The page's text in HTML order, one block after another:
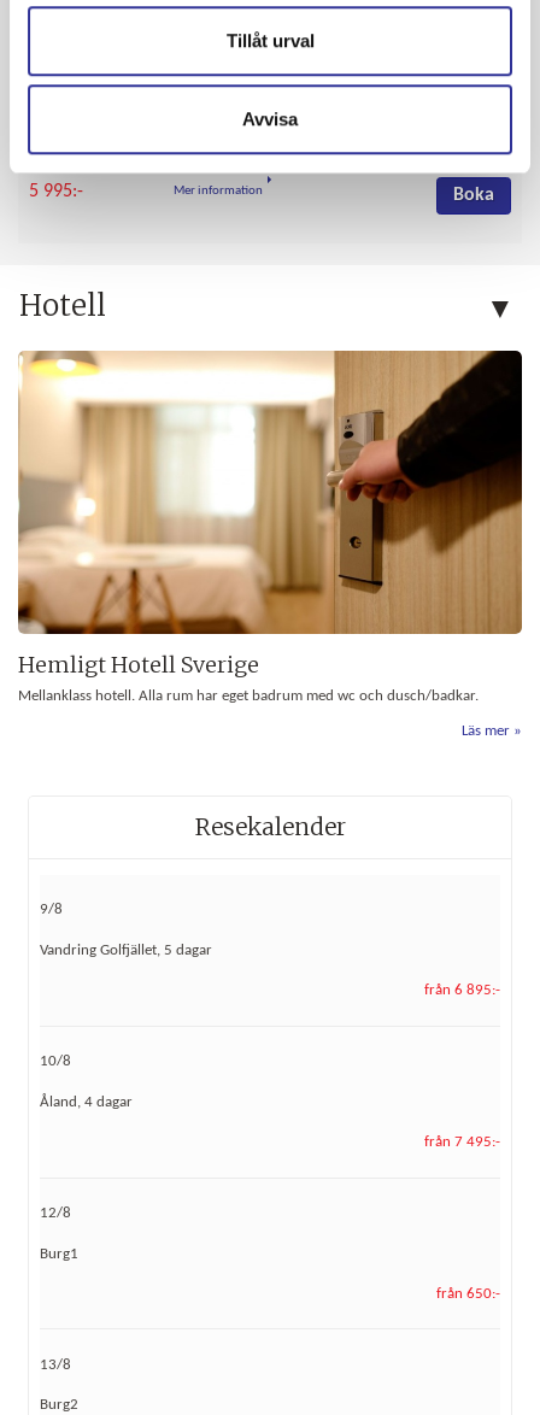
Tillåt urval
Avvisa
Avgångar & priser
5 995:- Boka
Mer information
Hotell
Hemligt Hotell Sverige
Mellanklass hotell. Alla rum har eget badrum med wc och dusch/badkar.
Läs mer
Resekalender
9/8
Vandring Golfjället, 5 dagar
från 6 895:-
10/8
Åland, 4 dagar
från 7 495:-
12/8
Burg1
från 650:-
13/8
Burg2